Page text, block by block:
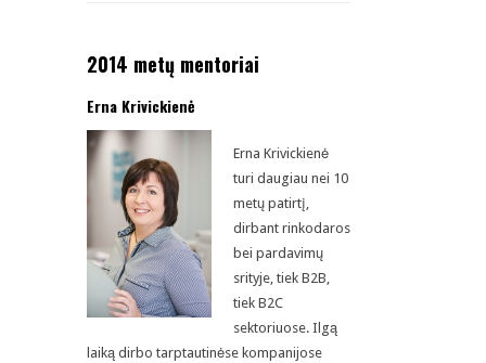
2014 metų mentoriai
Erna Krivickienė
Erna Krivickienė
turi daugiau nei 10
metų patirtį,
dirbant rinkodaros
bei pardavimų
srityje, tiek B2B,
tiek B2C
sektoriuose. Ilgą
laiką dirbo tarptautinėse kompanijose